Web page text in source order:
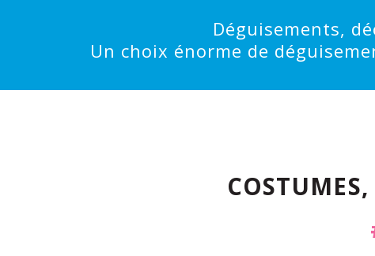
Déguisements,
Un choix énorme de